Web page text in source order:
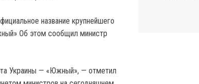
название крупнейшего
Об этом сообщил министр
Украины — «Южный», — отметил